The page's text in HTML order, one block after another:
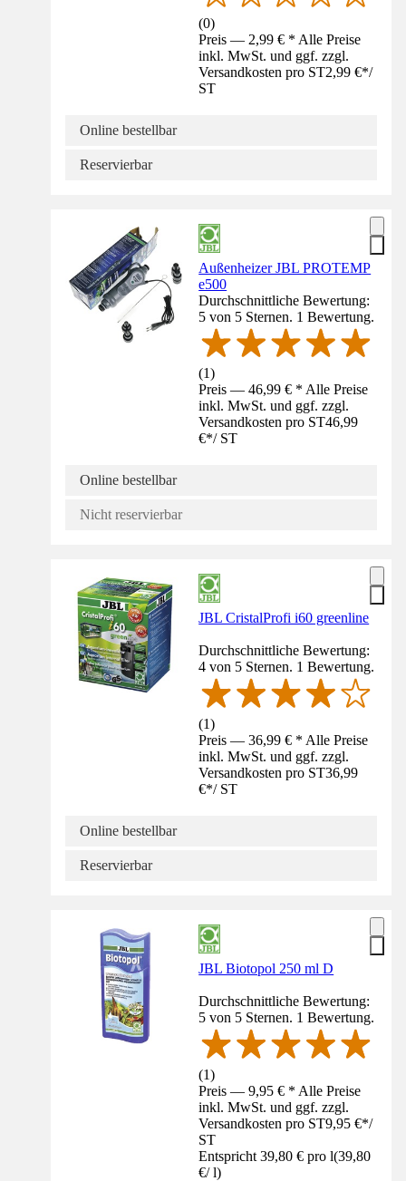
(0)
Preis — 2,99 € * Alle Preise
inkl. MwSt. und ggf. zzgl.
Versandkosten pro ST2,99 €*/
ST
Online bestellbar
Reservierbar
Außenheizer JBL PROTEMP
e500
Durchschnittliche Bewertung:
5 von 5 Sternen. 1 Bewertung.
(1)
Preis — 46,99 € * Alle Preise
inkl. MwSt. und ggf. zzgl.
Versandkosten pro ST46,99
€*/ ST
Online bestellbar
Nicht reservierbar
JBL CristalProfi i60 greenline
Durchschnittliche Bewertung:
4 von 5 Sternen. 1 Bewertung.
(1)
Preis — 36,99 € * Alle Preise
inkl. MwSt. und ggf. zzgl.
Versandkosten pro ST36,99
€*/ ST
Online bestellbar
Reservierbar
JBL Biotopol 250 ml D
Durchschnittliche Bewertung:
5 von 5 Sternen. 1 Bewertung.
(1)
Preis — 9,95 € * Alle Preise
inkl. MwSt. und ggf. zzgl.
Versandkosten pro ST9,95 €*/
ST
Entspricht 39,80 € pro l(39,80
€/ l)